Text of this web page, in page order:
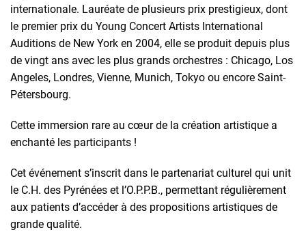
internationale. Lauréate de plusieurs prix prestigieux, dont
le premier prix du Young Concert Artists International
Auditions de New York en 2004, elle se produit depuis plus
de vingt ans avec les plus grands orchestres : Chicago, Los
Angeles, Londres, Vienne, Munich, Tokyo ou encore Saint-
Pétersbourg.
Cette immersion rare au cœur de la création artistique a
enchanté les participants !
Cet événement s’inscrit dans le partenariat culturel qui unit
le C.H. des Pyrénées et l’O.P.P.B., permettant régulièrement
aux patients d’accéder à des propositions artistiques de
grande qualité.